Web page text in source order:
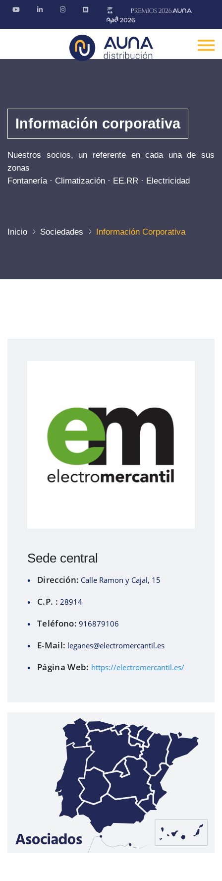
Información corporativa
Nuestros socios, un referente en cada una de sus
zonas
Fontanería · Climatización · EE.RR · Electricidad
Inicio Sociedades Información Corporativa
Sede central
Dirección: Calle Ramon y Cajal, 15
C.P. : 28914
Teléfono: 916879106
E-Mail: leganes@electromercantil.es
Página Web: https://electromercantil.es/